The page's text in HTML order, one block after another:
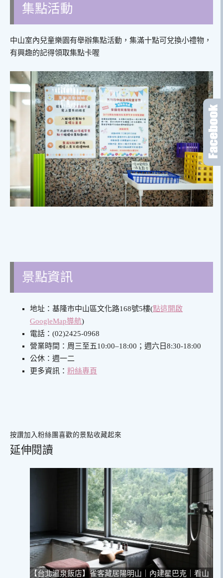
集點活動
中山室內兒童樂園有舉辦集點活動，集滿十點可兌換小禮物，
有興趣的記得領取集點卡喔
景點資訊
地址：基隆市中山區文化路168號5樓(點這開啟
GoogleMap導航)
電話：(02)2425-0968
營業時間：周三至五10:00–18:00；週六日8:30-18:00
公休：週一二
更多資訊： 粉絲專頁
按讚加入粉絲團喜歡的景點收藏起來
延伸閱讀
【台北溫泉飯店】雀客藏居陽明山｜內建星巴克｜看山